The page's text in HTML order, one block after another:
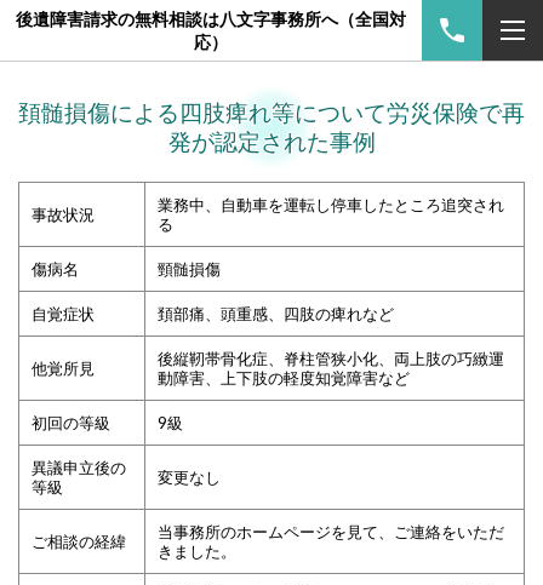
後遺障害請求の無料相談は八文字事務所へ（全国対
応）
頚髄損傷による四肢痺れ等について労災保険で再
発が認定された事例
事故状況
業務中、自動車を運転し停車したところ追突され
る
傷病名 頸髄損傷
自覚症状 頚部痛、頭重感、四肢の痺れなど
他覚所見
後縦靭帯骨化症、脊柱管狭小化、両上肢の巧緻運
動障害、上下肢の軽度知覚障害など
初回の等級 9級
異議申立後の
等級
変更なし
ご相談の経緯
当事務所のホームページを見て、ご連絡をいただ
きました。